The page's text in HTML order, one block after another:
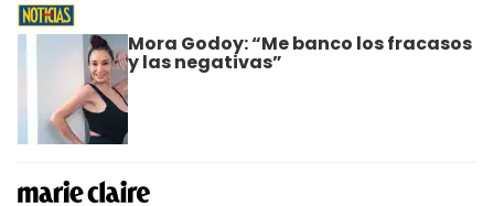
Mora Godoy: “Me banco los fracasos
y las negativas”